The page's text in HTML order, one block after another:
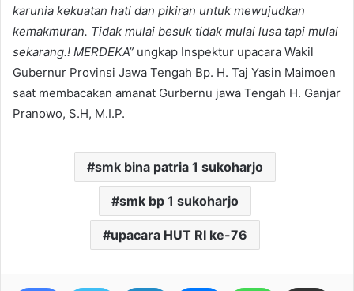
karunia kekuatan hati dan pikiran untuk mewujudkan
kemakmuran. Tidak mulai besuk tidak mulai lusa tapi mulai
sekarang.! MERDEKA” ungkap Inspektur upacara Wakil
Gubernur Provinsi Jawa Tengah Bp. H. Taj Yasin Maimoen
saat membacakan amanat Gurbernu jawa Tengah H. Ganjar
Pranowo, S.H, M.I.P.
smk bina patria 1 sukoharjo
smk bp 1 sukoharjo
upacara HUT RI ke-76